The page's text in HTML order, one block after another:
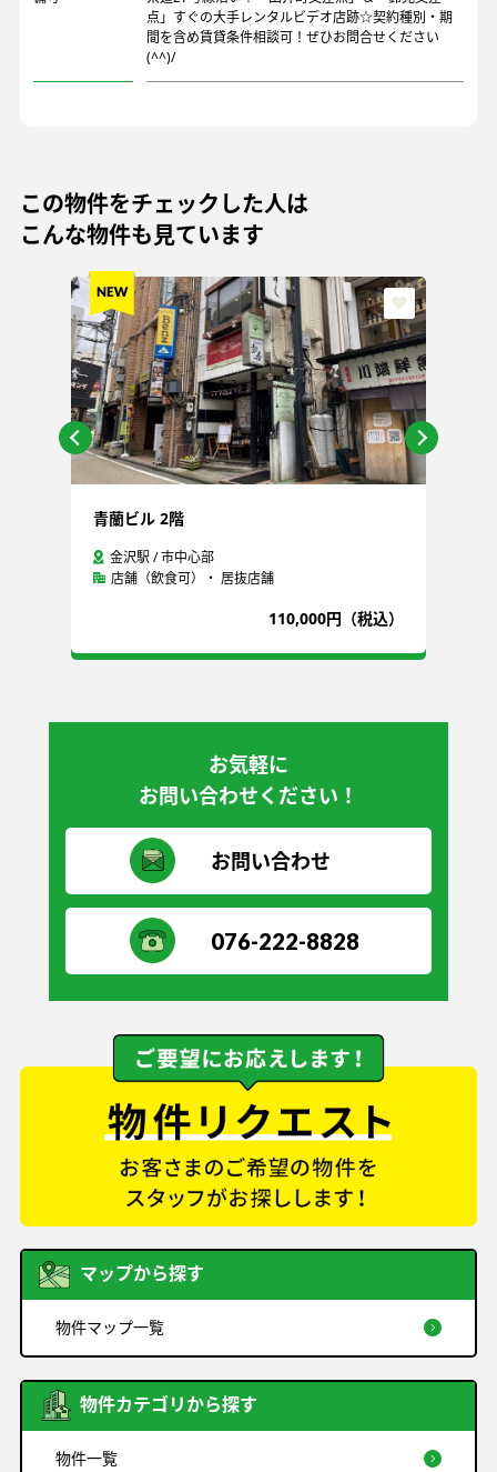
点」すぐの大手レンタルビデオ店跡☆契約種別・期
間を含め賃貸条件相談可！ぜひお問合せください
(^^)/
この物件をチェックした人は
こんな物件も見ています
青蘭ビル 2階
金沢駅 / 市中心部
店舗（飲食可）・ 居抜店舗
110,000円（税込）
お気軽に
お問い合わせください！
お問い合わせ
076-222-8828
マップから探す
物件マップ一覧
物件カテゴリから探す
物件一覧